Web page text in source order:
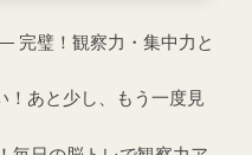
完璧！観察力・集中力と
あと少し、もう一度見